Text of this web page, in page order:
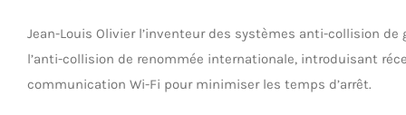
Jean-Louis Olivier l’inventeur des systèmes anti-collision
l’anti-collision de renommée internationale, introduisant
communication Wi-Fi pour minimiser les temps d’arrêt.